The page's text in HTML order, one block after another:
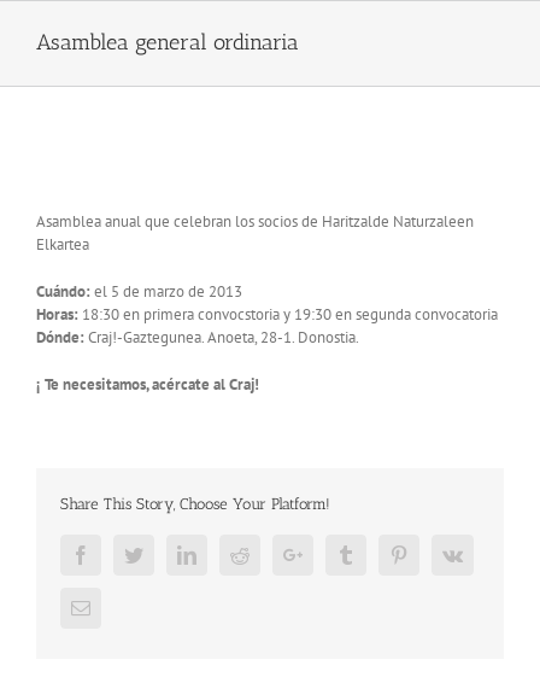
content
Asamblea general ordinaria
Asamblea anual que celebran los socios de Haritzalde Naturzaleen
Elkartea
Cuándo: el 5 de marzo de 2013
Horas: 18:30 en primera convocstoria y 19:30 en segunda convocatoria
Dónde: Craj!-Gaztegunea. Anoeta, 28-1. Donostia.
¡ Te necesitamos, acércate al Craj!
Share This Story, Choose Your Platform!
FacebookTwitterLinkedInRedditGoogle+ Tumblr PinterestVk
Email